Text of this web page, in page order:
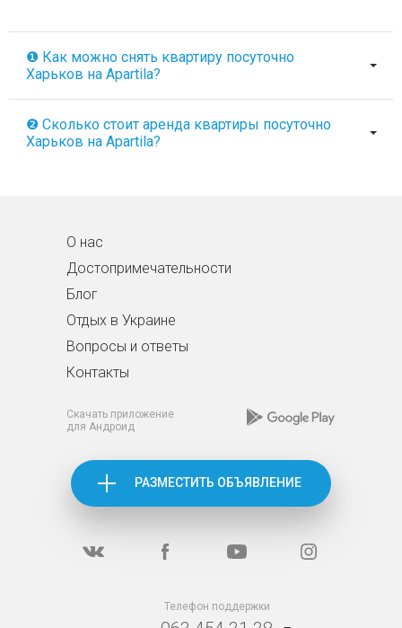
❶ Как можно снять квартиру посуточно
Харьков на Apartila?
❷ Сколько стоит аренда квартиры посуточно
Харьков на Apartila?
О нас
Достопримечательности
Блог
Отдых в Украине
Вопросы и ответы
Контакты
Скачать приложение
для Андроид
РАЗМЕСТИТЬ ОБЪЯВЛЕНИЕ
Телефон поддержки